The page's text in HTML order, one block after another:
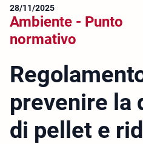
28/11/2025
Ambiente - Punto
normativo
prevenire la
di pellet e